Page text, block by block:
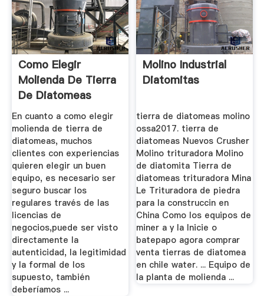
Como Elegir
Molienda De Tierra
De Diatomeas
En cuanto a como elegir
molienda de tierra de
diatomeas, muchos
clientes con experiencias
quieren elegir un buen
equipo, es necesario ser
seguro buscar los
regulares través de las
licencias de
negocios,puede ser visto
directamente la
autenticidad, la legitimidad
y la formal de los
supuesto, también
deberíamos ...
Molino Industrial
Diatomitas
tierra de diatomeas molino
ossa2017. tierra de
diatomeas Nuevos Crusher
Molino trituradora Molino
de diatomita Tierra de
diatomeas trituradora Mina
Le Trituradora de piedra
para la construccin en
China Como los equipos de
miner a y la Inicie o
batepapo agora comprar
venta tierras de diatomea
en chile water. ... Equipo de
la planta de molienda ...